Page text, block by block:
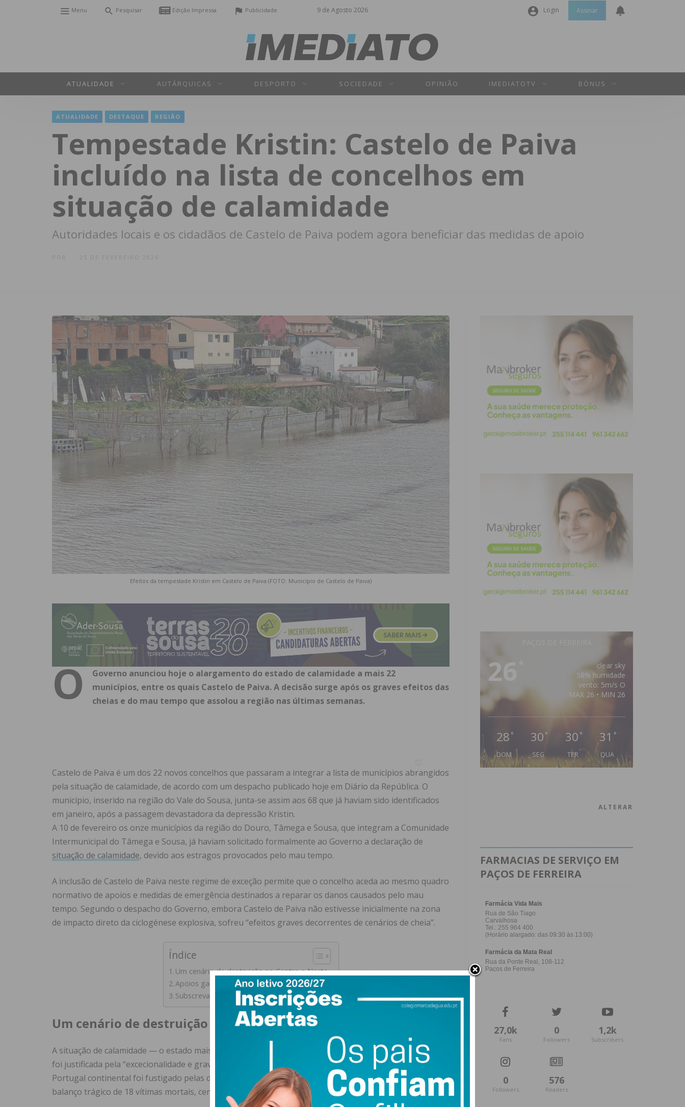
9 de Agosto 2026
Menu Pesquisar Edição Impressa Publicidade Login
Senha
INICIAR SESSÃO
Assinar
ATUALIDADE AUTÁRQUICAS DESPORTO SOCIEDADE OPINIÃO IMEDIATOTV BÓNUS
ATUALIDADE DESTAQUE REGIÃO
Tempestade Kristin: Castelo de Paiva
incluído na lista de concelhos em
situação de calamidade
Autoridades locais e os cidadãos de Castelo de Paiva podem agora beneficiar das medidas de apoio
Efeitos da tempestade Kristin em Castelo de Paiva (FOTO: Município de Castelo de Paiva)
O
Governo anunciou hoje o alargamento do estado de calamidade a mais 22
municípios, entre os quais Castelo de Paiva. A decisão surge após os graves efeitos das
cheias e do mau tempo que assolou a região nas últimas semanas.
Castelo de Paiva é um dos 22 novos concelhos que passaram a integrar a lista de municípios abrangidos
pela situação de calamidade, de acordo com um despacho publicado hoje em Diário da República. O
município, inserido na região do Vale do Sousa, junta-se assim aos 68 que já haviam sido identificados
em janeiro, após a passagem devastadora da depressão Kristin.
A 10 de fevereiro os onze municípios da região do Douro, Tâmega e Sousa, que integram a Comunidade
Intermunicipal do Tâmega e Sousa, já haviam solicitado formalmente ao Governo a declaração de
situação de calamidade, devido aos estragos provocados pelo mau tempo.
A inclusão de Castelo de Paiva neste regime de exceção permite que o concelho aceda ao mesmo quadro
normativo de apoios e medidas de emergência destinados a reparar os danos causados pelo mau
tempo. Segundo o despacho do Governo, embora Castelo de Paiva não estivesse inicialmente na zona
de impacto direto da ciclogénese explosiva, sofreu “efeitos graves decorrentes de cenários de cheia”.
Índice
Um cenário de destruição no Centro e Norte
Apoios garantidos
Subscreva a newsletter do Imediato
Um cenário de destruição no Centro e Norte
A situação de calamidade — o estado mais grave previsto na legislação para situações de catástrofe —
foi justificada pela “excecionalidade e gravidade” do contexto meteorológico. Entre janeiro e fevereiro,
Portugal continental foi fustigado pelas depressões Kristin, Leonardo e Marta, que resultaram num
balanço trágico de 18 vítimas mortais, centenas de feridos e desalojados.
26
clear sky
58% humidade
vento: 5m/s O
MAX 26 • MIN 26
28 °
DOM
30 °
SEG
30 °
TER
31 °
QUA
ALTERAR
FARMACIAS DE SERVIÇO EM
PAÇOS DE FERREIRA
27,0k
Fans
0
Followers
1,2k
Subscribers
0
Followers
576
Readers